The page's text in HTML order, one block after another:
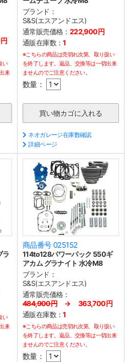
い
来
ブランド：
S&S(エスアンドエス)
通常販売価格： 222,900円
通販在庫数：1
※こちらの商品は売切れ次第、取り扱い
を終了します。返品、交換等は一切出来
ませんのでご注意ください。
数量：
ネオガレージ在庫数確認
詳細ページ
ラ
い
来
商品番号 025152
114to128パワーパック 550ギ
アカム グラナイト 水冷M8
ブランド：
S&S(エスアンドエス)
通常販売価格：
484,900円→ 363,700円
通販在庫数：1
※こちらの商品は売切れ次第、取り扱い
を終了します。返品、交換等は一切出来
ませんのでご注意ください。
数量：